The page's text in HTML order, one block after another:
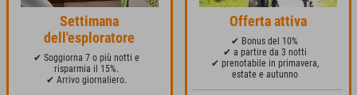
Settimana
dell'esploratore
✔ Soggiorna 7 o più notti e
risparmia il 15%.
✔ Arrivo giornaliero.
Offerta attiva
✔ Bonus del 10%
✔ a partire da 3 notti
✔ prenotabile in primavera,
estate e autunno